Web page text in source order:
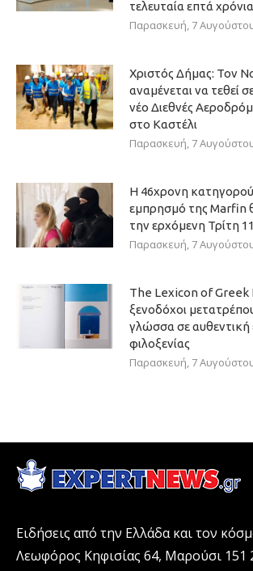
τελευταία επτά
Παρασκευή, 7
Χριστός Δήμας: Τον
αναμένεται να τεθεί
νέο Διεθνές
στο Καστέλι
Παρασκευή, 7
Η 46χρονη
εμπρησμό της Marfin
την ερχόμενη Τρίτη
Παρασκευή, 7
The Lexicon of Greek
ξενοδόχοι
γλώσσα σε αυθεντική
φιλοξενίας
Παρασκευή, 7
Ειδήσεις από την Ελλάδα και τον
Λεωφόρος Κηφισίας 64, Μαρούσι 151